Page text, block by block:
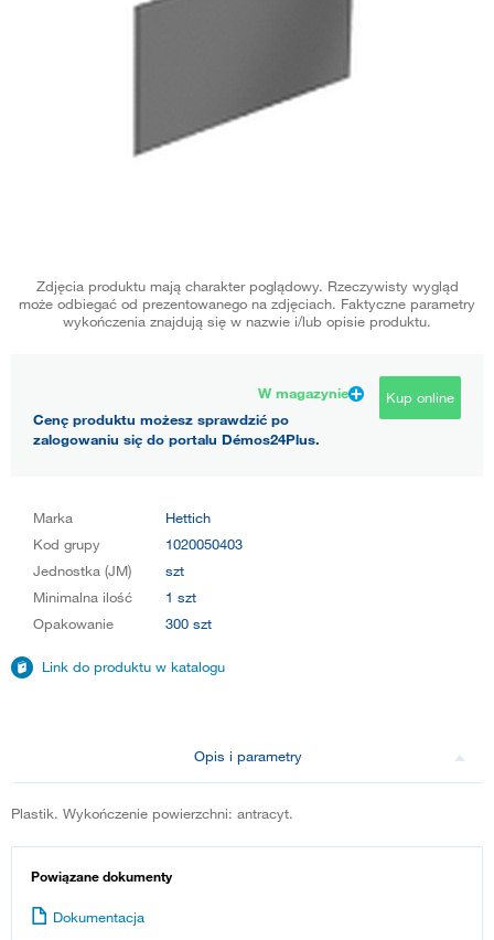
Zdjęcia produktu mają charakter poglądowy. Rzeczywisty wygląd
może odbiegać od prezentowanego na zdjęciach. Faktyczne parametry
wykończenia znajdują się w nazwie i/lub opisie produktu.
W magazynie
Cenę produktu możesz sprawdzić po
zalogowaniu się do portalu Démos24Plus.
Kup online
Marka
Hettich
Kod grupy
1020050403
Jednostka (JM)
szt
Minimalna ilość
1 szt
Opakowanie
300 szt
Link do produktu w katalogu
Opis i parametry
Plastik. Wykończenie powierzchni: antracyt.
Powiązane dokumenty
Dokumentacja